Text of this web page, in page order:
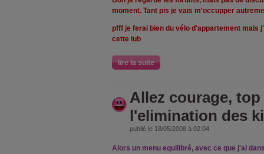
moment. Tant pis je vais m'occupper
pfff je ferai bien du vélo d'appartement mais
cette lub
lire la suite
Allez courage,
l'elimination des
publié le 18/05/2008 à 02:04
Alors un menu equilibré, avec ce que j'ai